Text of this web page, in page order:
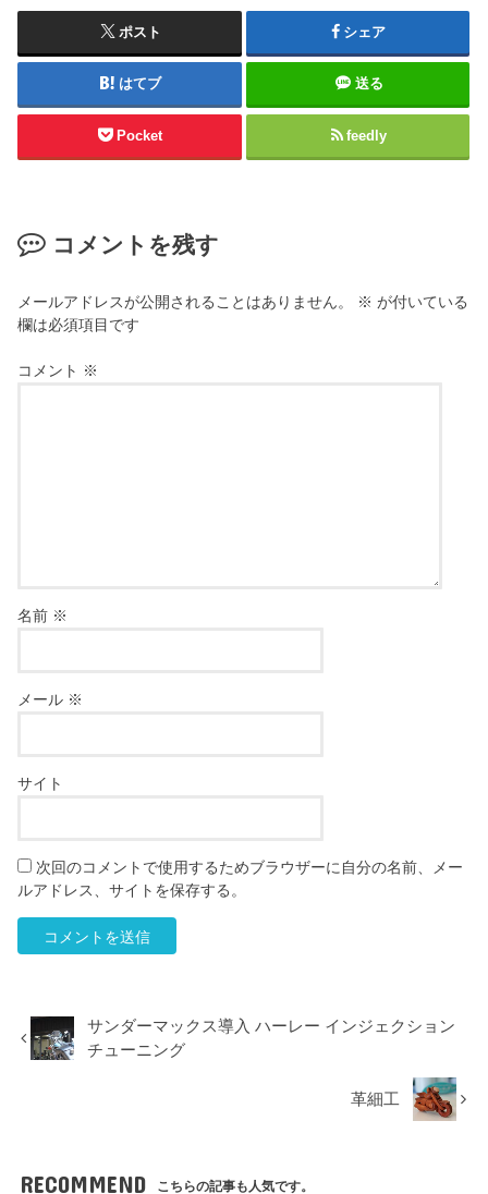
ポスト シェア
はてブ 送る
Pocket feedly
コメントを残す
メールアドレスが公開されることはありません。 ※ が付いている
欄は必須項目です
コメント ※
名前 ※
メール ※
サイト
次回のコメントで使用するためブラウザーに自分の名前、メー
ルアドレス、サイトを保存する。
サンダーマックス導入 ハーレー インジェクション
チューニング
革細工
RECOMMEND こちらの記事も人気です。